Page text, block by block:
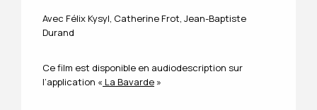
Avec Félix Kysyl, Catherine Frot, Jean-Baptiste
Durand
Ce film est disponible en audiodescription sur
l’application « La Bavarde »